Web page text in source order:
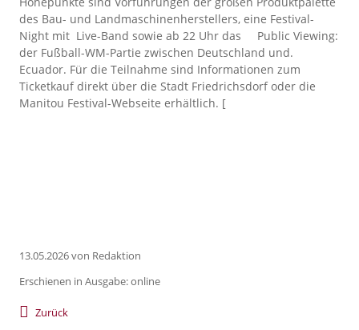
des Bau- und Landmaschinenherstellers, eine Festival-
Night mit Live-Band sowie ab 22 Uhr das Public Viewing:
der Fußball-WM-Partie zwischen Deutschland und.
Ecuador. Für die Teilnahme sind Informationen zum
Ticketkauf direkt über die Stadt Friedrichsdorf oder die
Manitou Festival-Webseite erhältlich. [
13.05.2026von Redaktion
Erschienen in Ausgabe: online
Zurück